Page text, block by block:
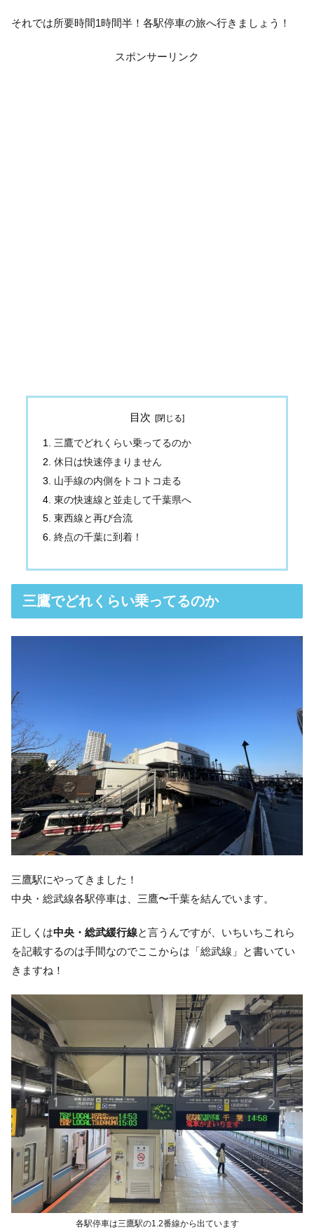
それでは所要時間1時間半！各駅停車の旅へ行きましょう！
スポンサーリンク
目次
三鷹でどれくらい乗ってるのか
休日は快速停まりません
山手線の内側をトコトコ走る
東の快速線と並走して千葉県へ
東西線と再び合流
終点の千葉に到着！
三鷹でどれくらい乗ってるのか
三鷹駅にやってきました！
中央・総武線各駅停車は、三鷹〜千葉を結んでいます。
正しくは中央・総武緩行線と言うんですが、いちいちこれら
を記載するのは手間なのでここからは「総武線」と書いてい
きますね！
各駅停車は三鷹駅の1.2番線から出ています